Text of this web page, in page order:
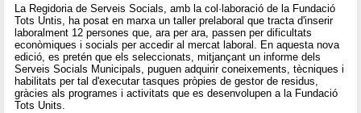
La Regidoria de Serveis Socials, amb la col·laboració de la Fundació
Tots Untis, ha posat en marxa un taller prelaboral que tracta d'inserir
laboralment 12 persones que, ara per ara, passen per dificultats
econòmiques i socials per accedir al mercat laboral. En aquesta nova
edició, es pretén que els seleccionats, mitjançant un informe dels
Serveis Socials Municipals, puguen adquirir coneixements, tècniques i
habilitats per tal d'executar tasques pròpies de gestor de residus,
gràcies als programes i activitats que es desenvolupen a la Fundació
Tots Units.